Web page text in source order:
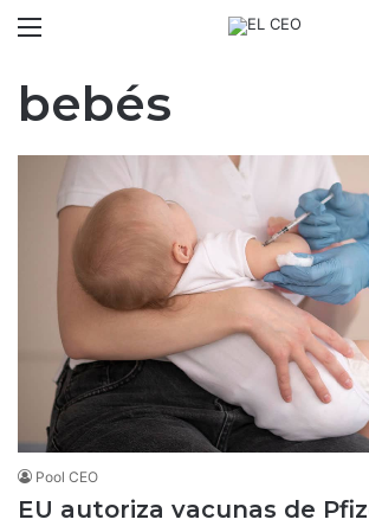
bebés
Pool CEO
EU autoriza vacunas de